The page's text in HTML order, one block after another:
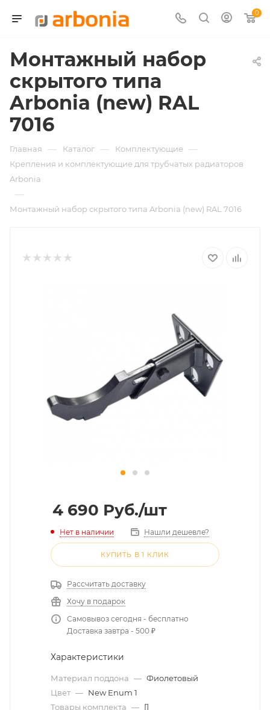
0
Монтажный набор
скрытого типа
Arbonia (new) RAL
7016
Главная — Каталог — Комплектующие —
Крепления и комплектующие для трубчатых радиаторов
Arbonia
—
Монтажный набор скрытого типа Arbonia (new) RAL 7016
4 690 Руб./шт
Нет в наличии Нашли дешевле?
КУПИТЬ В 1 КЛИК
Рассчитать доставку
Хочу в подарок
Самовывоз сегодня - бесплатно
Доставка завтра - 500 ₽
Характеристики
Материал поддона — Фиолетовый
Цвет — New Enum 1
Товары комплекта — []